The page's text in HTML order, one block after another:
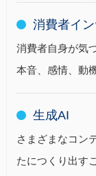
消費者イン
消費者自身が気
本音、感情、動機
生成AI
さまざまなコン
たにつくり出す